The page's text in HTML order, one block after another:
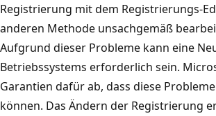
Registrierung mit dem Registrierungs-
anderen Methode unsachgemäß
Aufgrund dieser Probleme kann eine
Betriebssystems erforderlich sein.
Garantien dafür ab, dass diese
können. Das Ändern der Registrierung